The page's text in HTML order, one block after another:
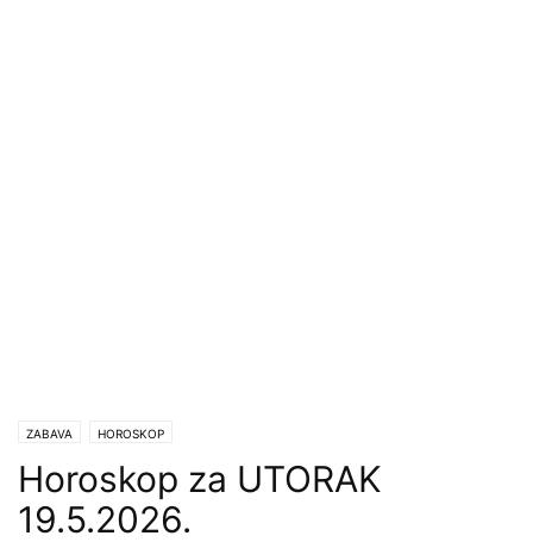
ZABAVA HOROSKOP
Horoskop za UTORAK
19.5.2026.